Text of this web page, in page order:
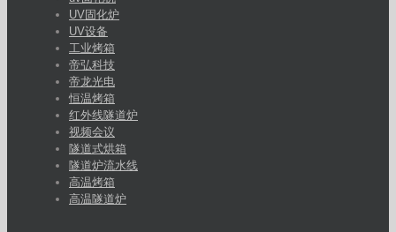
UV固化炉
UV设备
工业烤箱
帝弘科技
帝龙光电
恒温烤箱
红外线隧道炉
视频会议
隧道式烘箱
隧道炉流水线
高温烤箱
高温隧道炉